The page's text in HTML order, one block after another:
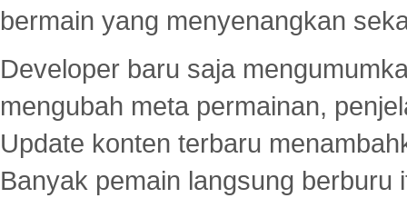
bermain yang menyenangkan
Developer baru saja
mengubah meta permainan,
Update konten terbaru
Banyak pemain langsung berburu